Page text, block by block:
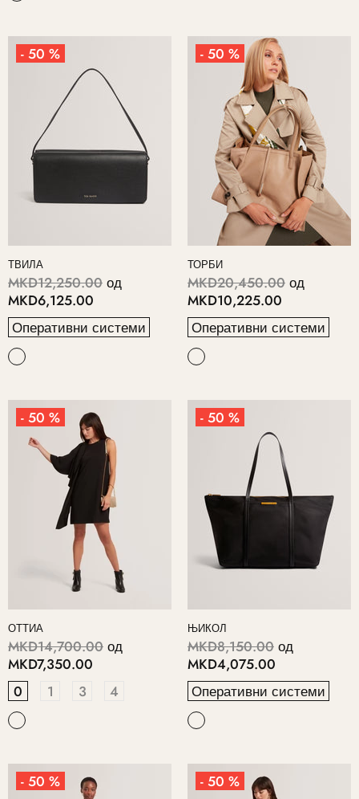
- 50 %
ТВИЛА
MKD12,250.00 од
MKD6,125.00
Оперативни системи
- 50 %
ТОРБИ
MKD20,450.00 од
MKD10,225.00
Оперативни системи
- 50 %
ОТТИА
MKD14,700.00 од
MKD7,350.00
0
1 3 4
- 50 %
ЊИКОЛ
MKD8,150.00 од
MKD4,075.00
Оперативни системи
- 50 % - 50 %